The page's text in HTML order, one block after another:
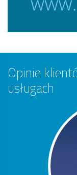
Opinie
usługach